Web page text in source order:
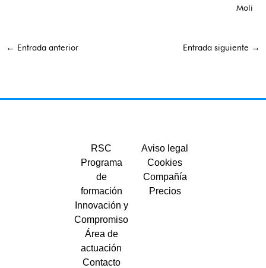
Moli
← Entrada anterior Entrada siguiente →
RSC
Programa
de
formación
Innovación y
Compromiso
Área de
actuación
Contacto
Aviso legal
Cookies
Compañía
Precios